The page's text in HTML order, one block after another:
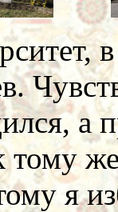
а
тому
я